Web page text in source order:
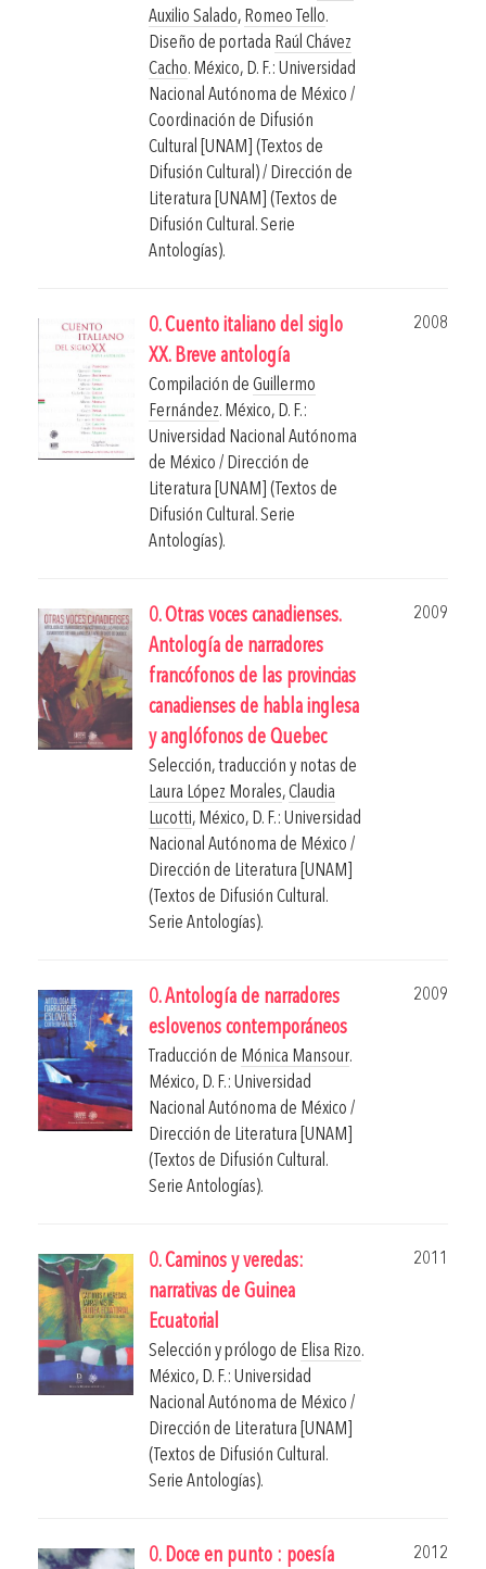
Auxilio Salado, Romeo Tello.
Diseño de portada Raúl Chávez
Cacho. México, D. F.: Universidad
Nacional Autónoma de México /
Coordinación de Difusión
Cultural [UNAM] (Textos de
Difusión Cultural) / Dirección de
Literatura [UNAM] (Textos de
Difusión Cultural. Serie
Antologías).
0. Cuento italiano del siglo
XX. Breve antología
2008
Compilación de Guillermo
Fernández. México, D. F.:
Universidad Nacional Autónoma
de México / Dirección de
Literatura [UNAM] (Textos de
Difusión Cultural. Serie
Antologías).
0. Otras voces canadienses.
Antología de narradores
francófonos de las provincias
canadienses de habla inglesa
y anglófonos de Quebec
2009
Selección, traducción y notas de
Laura López Morales,Claudia
Lucotti, México, D. F.: Universidad
Nacional Autónoma de México /
Dirección de Literatura [UNAM]
(Textos de Difusión Cultural.
Serie Antologías).
0. Antología de narradores
eslovenos contemporáneos
2009
Traducción de Mónica Mansour.
México, D. F.: Universidad
Nacional Autónoma de México /
Dirección de Literatura [UNAM]
(Textos de Difusión Cultural.
Serie Antologías).
0. Caminos y veredas:
narrativas de Guinea
Ecuatorial
2011
Selección y prólogo de Elisa Rizo.
México, D. F.: Universidad
Nacional Autónoma de México /
Dirección de Literatura [UNAM]
(Textos de Difusión Cultural.
Serie Antologías).
0. Doce en punto : poesía
2012